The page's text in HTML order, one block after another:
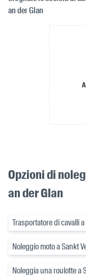
an der Glan
Opzioni di
an der Glan
Trasportatore di cavalli
Noleggio moto a Sankt
Noleggia una roulotte a